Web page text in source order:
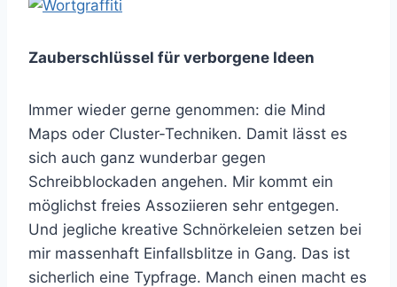
Zauberschlüssel für verborgene Ideen
Immer wieder gerne genommen: die Mind
Maps oder Cluster-Techniken. Damit lässt es
sich auch ganz wunderbar gegen
Schreibblockaden angehen. Mir kommt ein
möglichst freies Assoziieren sehr entgegen.
Und jegliche kreative Schnörkeleien setzen bei
mir massenhaft Einfallsblitze in Gang. Das ist
sicherlich eine Typfrage. Manch einen macht es